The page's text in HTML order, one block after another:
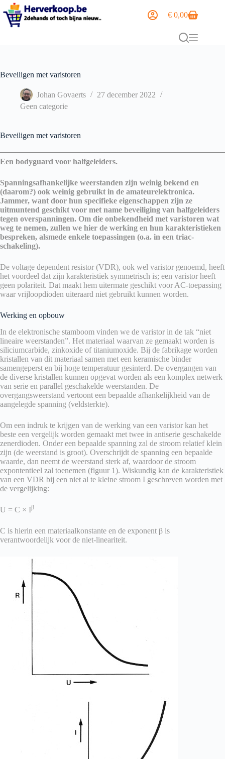
€ 0,00
Beveiligen met varistoren
Johan Govaerts
27 december 2022
Geen categorie
Beveiligen met varistoren
Een bodyguard voor halfgeleiders.
Spanningsafhankelijke weerstanden zijn weinig bekend en
(daarom?) ook weinig gebruikt in de amateurelektronica.
Jammer, want door hun specifieke eigenschappen zijn ze
uitmuntend geschikt voor met name beveiliging van halfgeleiders
tegen overspanningen. Om die onbekendheid met varistoren wat
weg te nemen, zullen we hier de werking en hun karakteristieken
bespreken, alsmede enkele toepassingen (o.a. in een triac-
schakeling).
De voltage dependent resistor (VDR), ook wel varistor genoemd, heeft
het voordeel dat zijn karakteristiek symmetrisch is; een varistor heeft
geen polariteit. Dat maakt hem uitermate geschikt voor AC-toepassing
waar vrijloopdioden uiteraard niet gebruikt kunnen worden.
Werking en opbouw
In de elektronische stamboom vinden we de varistor in de tak “niet
lineaire weerstanden”. Het materiaal waarvan ze gemaakt worden is
siliciumcarbide, zinkoxide of titaniumoxide. Bij de fabrikage worden
kristallen van dit materiaal samen met een keramische binder
samengeperst en bij hoge temperatuur gesinterd. De overgangen van
de diverse kristallen kunnen opgevat worden als een komplex netwerk
van serie en parallel geschakelde weerstanden. De
overgangsweerstand vertoont een bepaalde afhankelijkheid van de
aangelegde spanning (veldsterkte).
Om een indruk te krijgen van de werking van een varistor kan het
beste een vergelijk worden gemaakt met twee in antiserie geschakelde
zenerdioden. Onder een bepaalde spanning zal de stroom relatief klein
zijn (de weerstand is groot). Overschrijdt de spanning een bepaalde
waarde, dan neemt de weerstand sterk af, waardoor de stroom
expontentieel zal toenemen (figuur 1). Wiskundig kan de karakteristiek
van een VDR bij een niet al te kleine stroom I geschreven worden met
de vergelijking:
U = C × Iβ
C is hierin een materiaalkonstante en de exponent β is
verantwoordelijk voor de niet-lineariteit.